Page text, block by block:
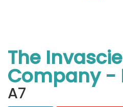
The
Company -
A7